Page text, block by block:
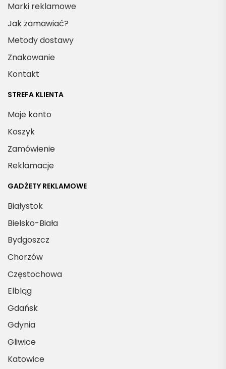
Marki reklamowe
Jak zamawiać?
Metody dostawy
Znakowanie
Kontakt
STREFA KLIENTA
Moje konto
Koszyk
Zamówienie
Reklamacje
GADŻETY REKLAMOWE
Białystok
Bielsko-Biała
Bydgoszcz
Chorzów
Częstochowa
Elbląg
Gdańsk
Gdynia
Gliwice
Katowice